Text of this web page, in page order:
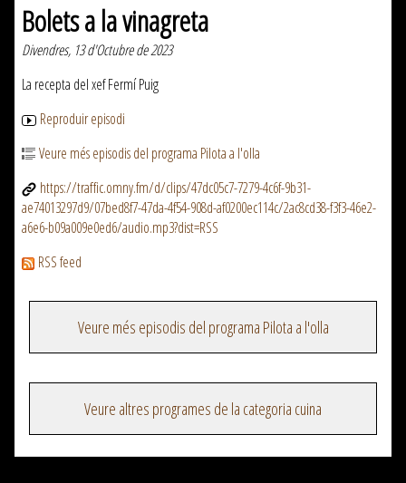
Bolets a la vinagreta
Divendres, 13 d'Octubre de 2023
La recepta del xef Fermí Puig
Reproduir episodi
Veure més episodis del programa Pilota a l'olla
https://traffic.omny.fm/d/clips/47dc05c7-7279-4c6f-9b31-
ae74013297d9/07bed8f7-47da-4f54-908d-af0200ec114c/2ac8cd38-f3f3-46e2-
a6e6-b09a009e0ed6/audio.mp3?dist=RSS
RSS feed
Veure més episodis del programa Pilota a l'olla
Veure altres programes de la categoria cuina